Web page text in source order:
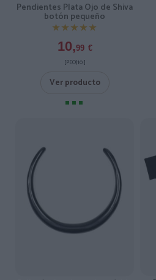
Pendientes Plata Ojo de Shiva
botón pequeño
★★★★★
★★★★★
10,99 €
[PEOJ10 ]
Ver producto